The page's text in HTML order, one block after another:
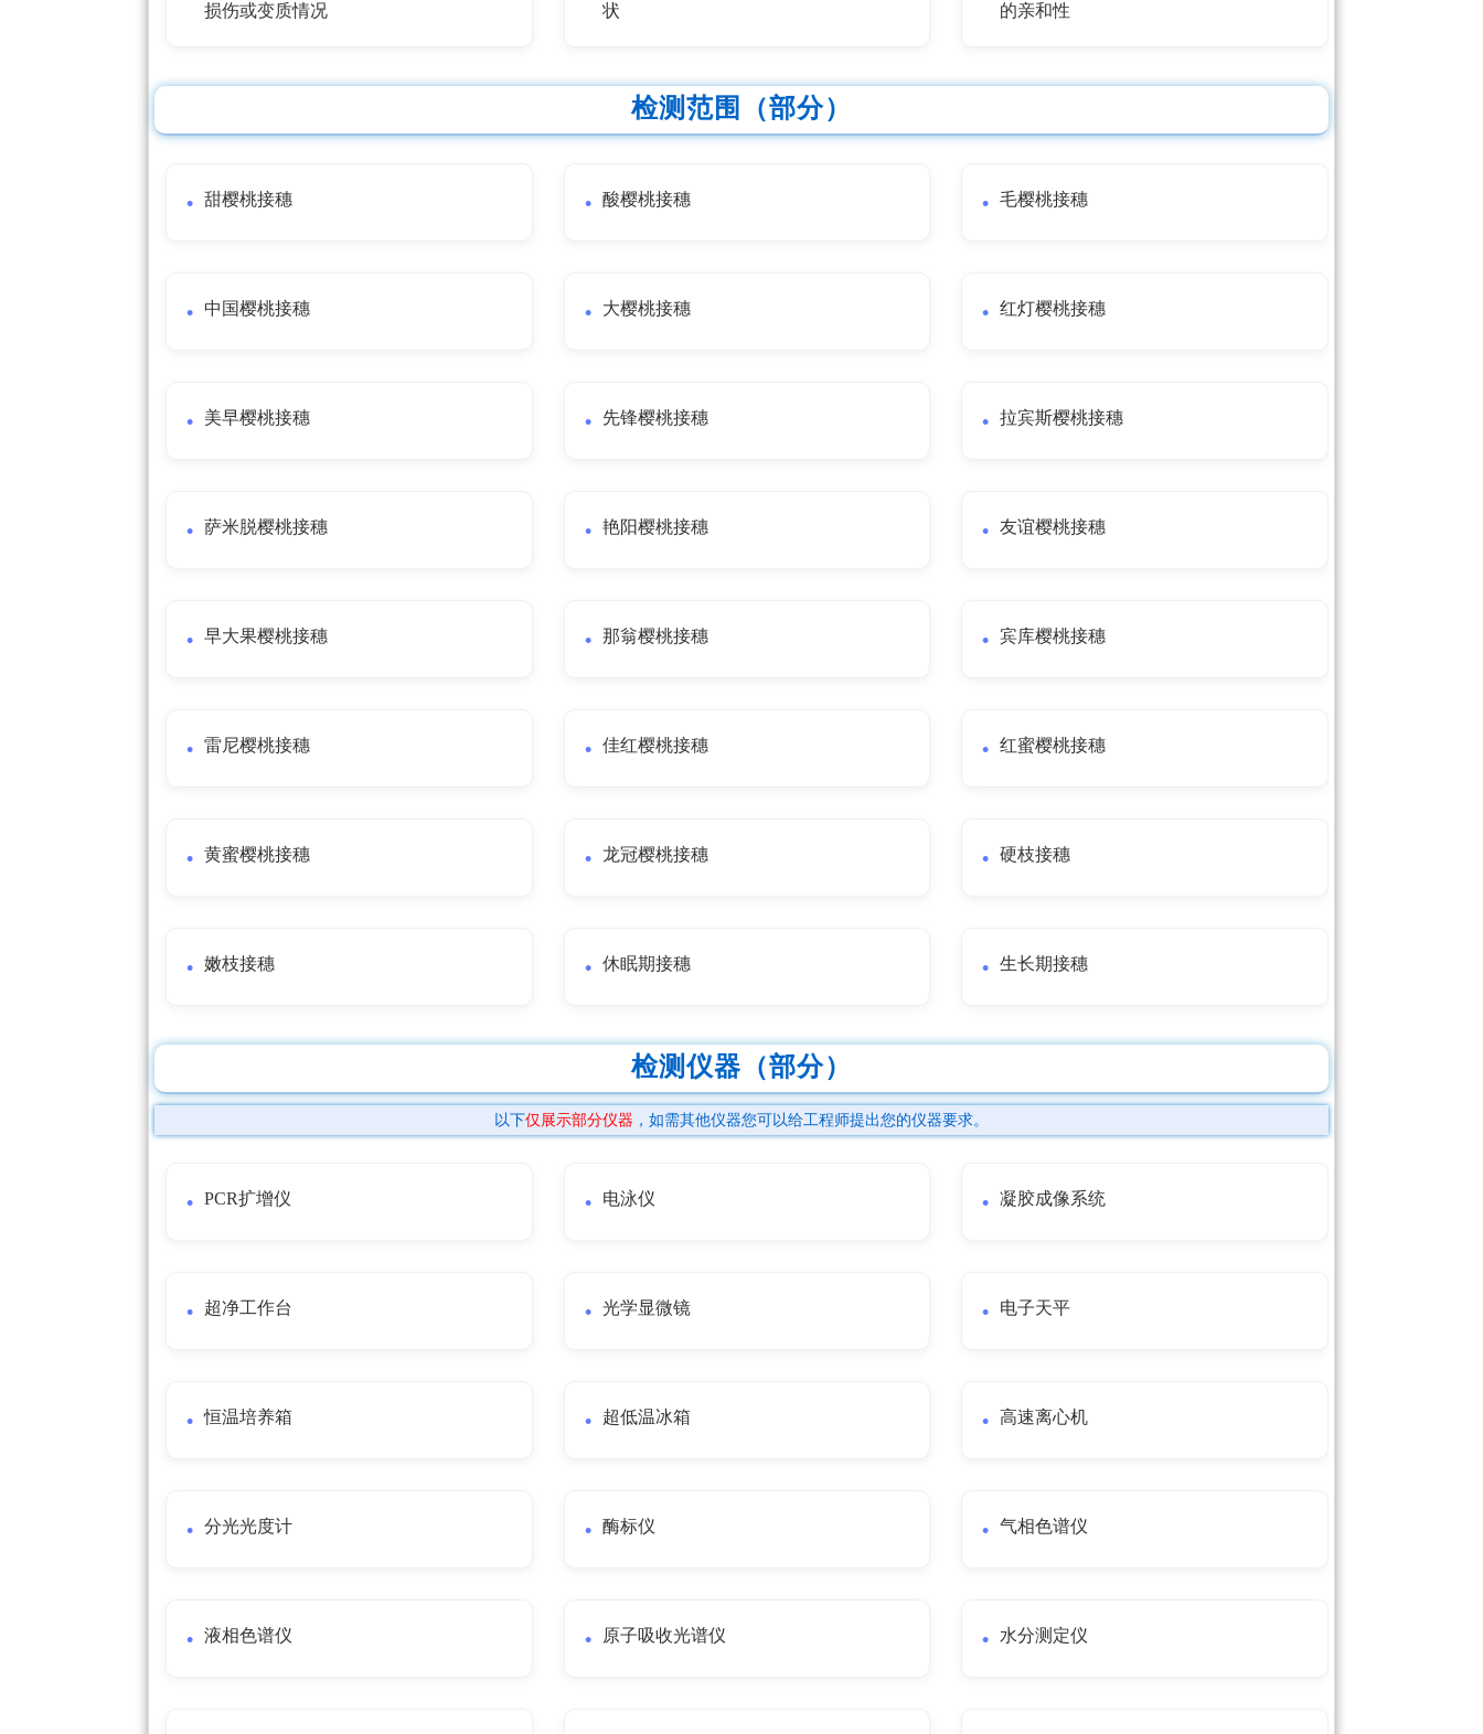
损伤或变质情况
状
的亲和性
检测范围（部分）
甜樱桃接穗 酸樱桃接穗 毛樱桃接穗
中国樱桃接穗 大樱桃接穗 红灯樱桃接穗
美早樱桃接穗 先锋樱桃接穗 拉宾斯樱桃接穗
萨米脱樱桃接穗 艳阳樱桃接穗 友谊樱桃接穗
早大果樱桃接穗 那翁樱桃接穗 宾库樱桃接穗
雷尼樱桃接穗 佳红樱桃接穗 红蜜樱桃接穗
黄蜜樱桃接穗 龙冠樱桃接穗 硬枝接穗
嫩枝接穗 休眠期接穗 生长期接穗
检测仪器（部分）
以下仅展示部分仪器 ，如需其他仪器您可以给工程师提出您的仪器要求。
PCR扩增仪 电泳仪 凝胶成像系统
超净工作台 光学显微镜 电子天平
恒温培养箱 超低温冰箱 高速离心机
分光光度计 酶标仪 气相色谱仪
液相色谱仪 原子吸收光谱仪 水分测定仪